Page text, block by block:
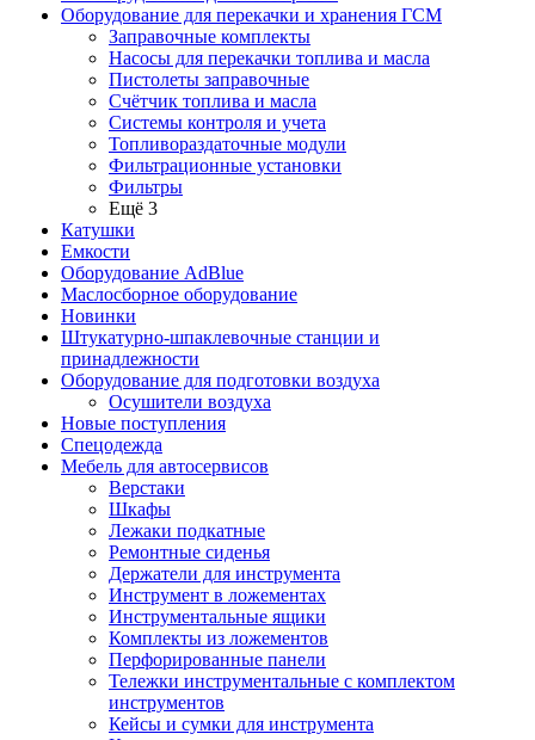
Оборудование для перекачки и хранения ГСМ
Заправочные комплекты
Насосы для перекачки топлива и масла
Пистолеты заправочные
Счётчик топлива и масла
Системы контроля и учета
Топливораздаточные модули
Фильтрационные установки
Фильтры
Ещё 3
Катушки
Емкости
Оборудование AdBlue
Маслосборное оборудование
Новинки
Штукатурно-шпаклевочные станции и
принадлежности
Оборудование для подготовки воздуха
Осушители воздуха
Новые поступления
Спецодежда
Мебель для автосервисов
Верстаки
Шкафы
Лежаки подкатные
Ремонтные сиденья
Держатели для инструмента
Инструмент в ложементах
Инструментальные ящики
Комплекты из ложементов
Перфорированные панели
Тележки инструментальные с комплектом
инструментов
Кейсы и сумки для инструмента